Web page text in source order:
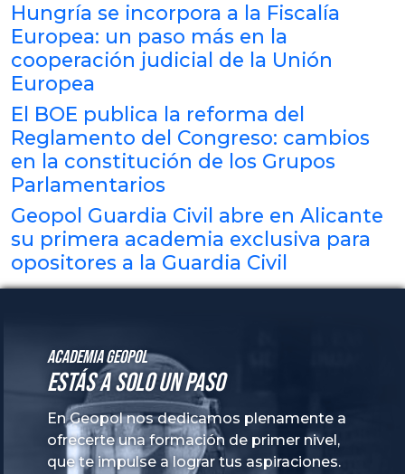
Hungría se incorpora a la Fiscalía
Europea: un paso más en la
cooperación judicial de la Unión
Europea
El BOE publica la reforma del
Reglamento del Congreso: cambios
en la constitución de los Grupos
Parlamentarios
Geopol Guardia Civil abre en Alicante
su primera academia exclusiva para
opositores a la Guardia Civil
Academia GeoPol
Estás a solo un paso
En Geopol nos dedicamos plenamente a
ofrecerte una formación de primer nivel,
que te impulse a lograr tus aspiraciones.